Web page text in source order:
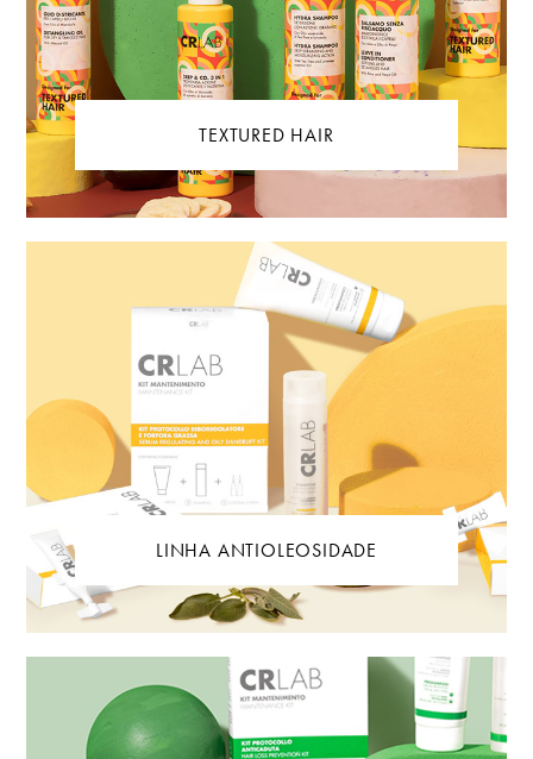
TEXTURED HAIR
LINHA ANTIOLEOSIDADE